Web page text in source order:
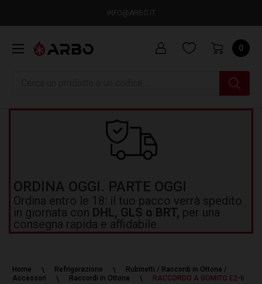
INFO@ARBO.IT
0
ORDINA OGGI. PARTE OGGI
Ordina entro le 18: il tuo pacco verrà spedito
in giornata con DHL, GLS o BRT, per una
consegna rapida e affidabile.
Home Refrigerazione
Rubinetti / Raccordi in Ottone /
Accessori
Raccordi in Ottone RACCORDO A GOMITO E2-6